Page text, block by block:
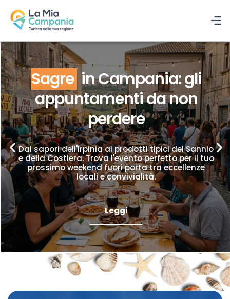
Sagre in Campania: gli
appuntamenti da non
perdere
Dai sapori dell'Irpinia ai prodotti tipici del Sannio
e della Costiera. Trova l'evento perfetto per il tuo
prossimo weekend fuori porta tra eccellenze
locali e convivialità.
Leggi